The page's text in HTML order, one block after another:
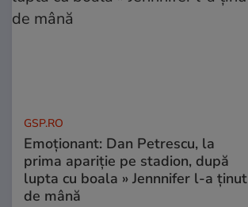
GSP.RO
Emoționant: Dan Petrescu, la
prima apariție pe stadion, după
lupta cu boala » Jennnifer l-a ținut
de mână